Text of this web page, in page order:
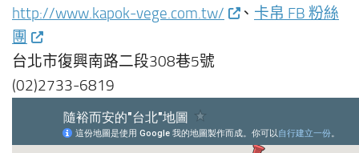
http://www.kapok-vege.com.tw/
、 卡帛 FB 粉絲
團
台北市復興南路二段308巷5號
(02)2733-6819